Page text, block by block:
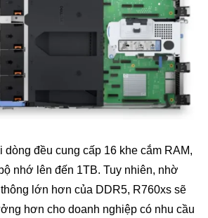
dòng đều cung cấp 16 khe cắm RAM,
nhớ lên đến 1TB. Tuy nhiên, nhờ
lớn hơn của DDR5, R760xs sẽ
hơn cho doanh nghiệp có nhu cầu